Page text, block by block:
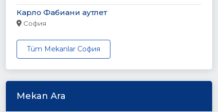
Карло Фабиани аутлет
София
Tüm Mekanlar София
Mekan Ara